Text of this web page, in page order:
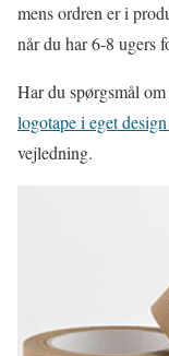
mens ordren er i
når du har 6-8 ugers
Har du spørgsmål
logotape i eget
vejledning.